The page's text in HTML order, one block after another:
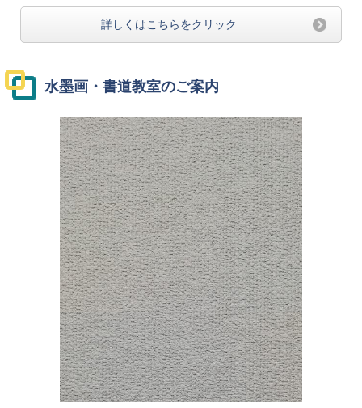
詳しくはこちらをクリック
水墨画・書道教室のご案内